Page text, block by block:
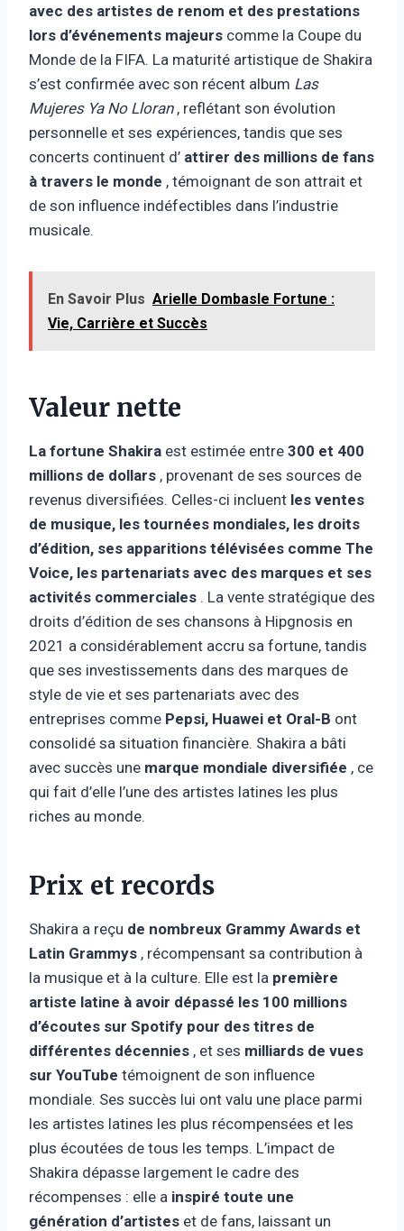
avec des artistes de renom et des prestations
lors d’événements majeurs comme la Coupe du
Monde de la FIFA. La maturité artistique de Shakira
s’est confirmée avec son récent album Las
Mujeres Ya No Lloran, reflétant son évolution
personnelle et ses expériences, tandis que ses
concerts continuent d’ attirer des millions de fans
à travers le monde , témoignant de son attrait et
de son influence indéfectibles dans l’industrie
musicale.
En Savoir Plus Arielle Dombasle Fortune :
Vie, Carrière et Succès
Valeur nette
La fortune Shakira est estimée entre 300 et 400
millions de dollars , provenant de ses sources de
revenus diversifiées. Celles-ci incluent les ventes
de musique, les tournées mondiales, les droits
d’édition, ses apparitions télévisées comme The
Voice, les partenariats avec des marques et ses
activités commerciales . La vente stratégique des
droits d’édition de ses chansons à Hipgnosis en
2021 a considérablement accru sa fortune, tandis
que ses investissements dans des marques de
style de vie et ses partenariats avec des
entreprises comme Pepsi, Huawei et Oral-B ont
consolidé sa situation financière. Shakira a bâti
avec succès une marque mondiale diversifiée , ce
qui fait d’elle l’une des artistes latines les plus
riches au monde.
Prix ​​et records
Shakira a reçu de nombreux Grammy Awards et
Latin Grammys , récompensant sa contribution à
la musique et à la culture. Elle est la première
artiste latine à avoir dépassé les 100 millions
d’écoutes sur Spotify pour des titres de
différentes décennies , et ses milliards de vues
sur YouTube témoignent de son influence
mondiale. Ses succès lui ont valu une place parmi
les artistes latines les plus récompensées et les
plus écoutées de tous les temps. L’impact de
Shakira dépasse largement le cadre des
récompenses : elle a inspiré toute une
génération d’artistes et de fans, laissant un